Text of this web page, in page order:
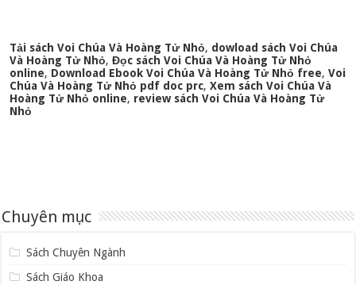
Tải sách Voi Chúa Và Hoàng Tử Nhỏ, dowload sách Voi Chúa
Và Hoàng Tử Nhỏ,Đọc sách Voi Chúa Và Hoàng Tử Nhỏ
online, Download Ebook Voi Chúa Và Hoàng Tử Nhỏ free,Voi
Chúa Và Hoàng Tử Nhỏ pdf doc prc,Xem sách Voi Chúa Và
Hoàng Tử Nhỏ online, review sách Voi Chúa Và Hoàng Tử
Nhỏ
Chuyên mục
Sách Chuyên Ngành
Sách Giáo Khoa